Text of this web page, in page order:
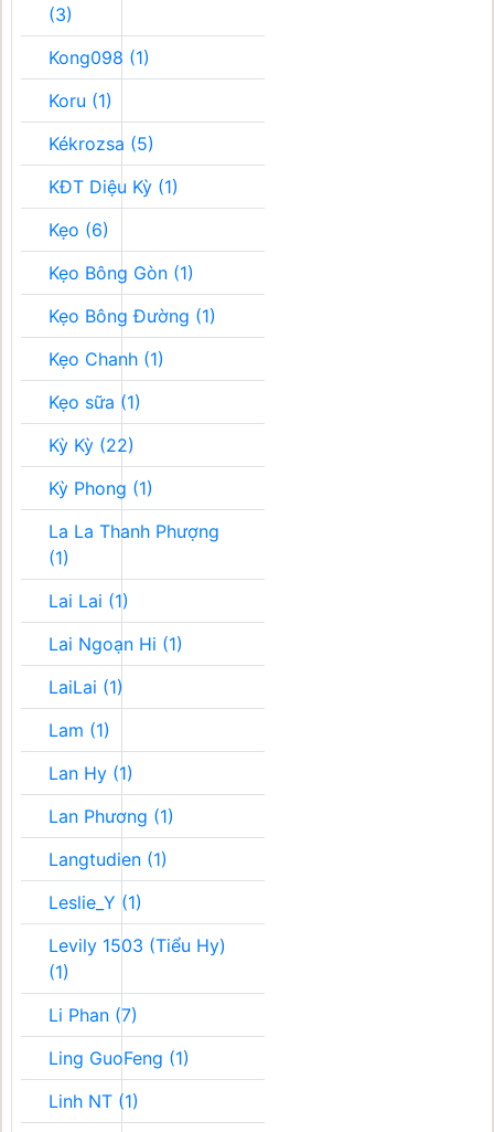
(3)
Kong098 (1)
Koru (1)
Kékrozsa (5)
KĐT Diệu Kỳ (1)
Kẹo (6)
Kẹo Bông Gòn (1)
Kẹo Bông Đường (1)
Kẹo Chanh (1)
Kẹo sữa (1)
Kỳ Kỳ (22)
Kỳ Phong (1)
La La Thanh Phượng
(1)
Lai Lai (1)
Lai Ngoạn Hi (1)
LaiLai (1)
Lam (1)
Lan Hy (1)
Lan Phương (1)
Langtudien (1)
Leslie_Y (1)
Levily 1503 (Tiểu Hy)
(1)
Li Phan (7)
Ling GuoFeng (1)
Linh NT (1)